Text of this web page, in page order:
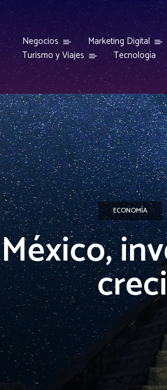
Negocios Marketing Digital
Turismo y Viajes
Tecnología
ECONOMÍA
México,